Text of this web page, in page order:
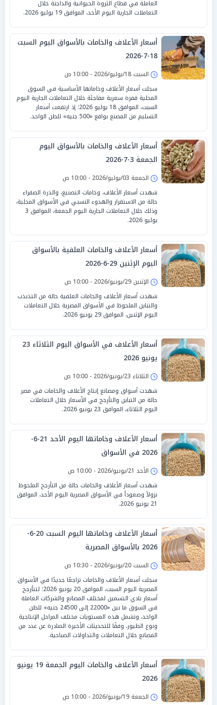
العاملة في قطاع الثروة الحيوانية والداجنة خلال
التعاملات الجارية اليوم الأحد، الموافق 19 يوليو 2026.
أسعار الأعلاف والخامات بالأسواق اليوم السبت
18-7-2026
السبت 18/يوليو/2026 - 10:00 ص
سجلت أسعار الأعلاف وخاماتها الأساسية في السوق
المحلية قفزة سعرية مفاجئة خلال التعاملات الجارية اليوم
السبت، الموافق 18 يوليو 2026؛ إذ ارتفعت أسعار
التسليم من المصنع بواقع «500 جنيه» للطن الواحد.
أسعار الأعلاف والخامات بالأسواق اليوم
الجمعة 3-7-2026
الجمعة 03/يوليو/2026 - 10:00 ص
شهدت أسعار الأعلاف، وخامات التصنيع، والذرة الصفراء
حالة من الاستقرار والهدوء النسبي في الأسواق المحلية،
وذلك خلال التعاملات الجارية اليوم الجمعة، الموافق 3
يوليو 2026.
أسعار الأعلاف والخامات العلفية بالأسواق
اليوم الإثنين 29-6-2026
الإثنين 29/يونيو/2026 - 10:00 ص
شهدت أسعار الأعلاف والخامات العلفية حالة من التذبذب
والتباين الملحوظ في الأسواق المصرية خلال التعاملات
اليوم الإثنين، الموافق 29 يونيو 2026.
أسعار الأعلاف في الأسواق اليوم الثلاثاء 23
يونيو 2026
الثلاثاء 23/يونيو/2026 - 10:00 ص
شهدت أسواق ومصانع إنتاج الأعلاف والخامات في مصر
حالة من التباين والتأرجح في الأسعار خلال التعاملات
اليوم الثلاثاء، الموافق 23 يونيو 2026.
أسعار الأعلاف وخاماتها اليوم الأحد 21-6-
2026 في الأسواق
الأحد 21/يونيو/2026 - 10:00 ص
شهدت أسعار الأعلاف والخامات حالة من التأرجح الملحوظ
نزولاً وصعوداً في الأسواق المصرية اليوم الأحد، الموافق
21 يونيو 2026.
أسعار الأعلاف وخاماتها اليوم السبت 20-6-
2026 بالأسواق المصرية
السبت 20/يونيو/2026 - 10:30 ص
سجلت أسعار الأعلاف والخامات تراجعًا جديدًا في الأسواق
المصرية اليوم السبت، الموافق 20 يونيو 2026؛ لتتأرجح
أسعار بادي التسمين لمختلف المصانع والشركات العاملة
في السوق ما بين «22000 إلى 24500 جنيه» للطن
الواحد، وتشمل هذه المستويات مختلف المراحل الإنتاجية
ونوع الطيور، وفقًا للتحديثات الأخيرة الصادرة عن عدد من
المصانع خلال التعاملات والتداولات الصباحية.
أسعار الأعلاف والخامات اليوم الجمعة 19 يونيو
2026
الجمعة 19/يونيو/2026 - 10:00 ص